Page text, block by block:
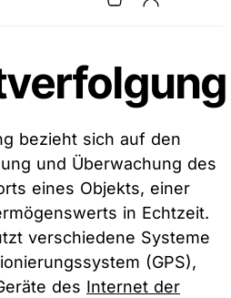
bezieht sich auf den
und Überwachung des
eines Objekts, einer
in Echtzeit.
verschiedene Systeme
(GPS),
des Internet der